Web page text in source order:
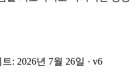
: 2026년 7월 26일 · v6